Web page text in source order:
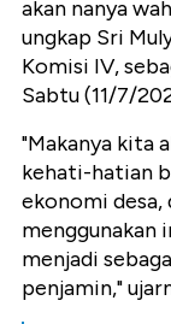
akan nanya
ungkap Sri
Komisi IV,
Sabtu (11/7/
"Makanya kita
kehati-hatian
ekonomi desa,
menggunakan
menjadi
penjamin,"